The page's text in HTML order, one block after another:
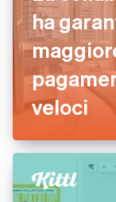
ha
veloci